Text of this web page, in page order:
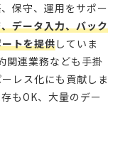
保守、運用をサポー
データ入力、バック
トを提供していま
関連業務なども手掛
レス化にも貢献しま
もOK、大量のデー